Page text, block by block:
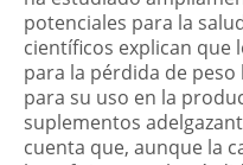
potenciales para la
científicos explican que
para la pérdida de peso
para su uso en la
suplementos
cuenta que, aunque la